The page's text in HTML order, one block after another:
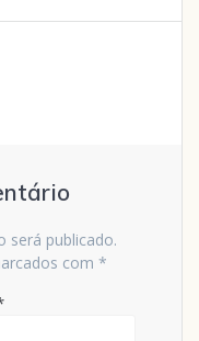
será publicado.
com *